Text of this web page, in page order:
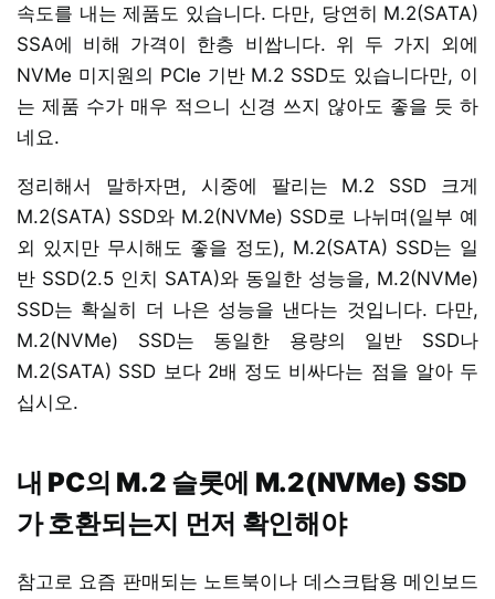
속도를 내는 제품도 있습니다. 다만, 당연히 M.2(SATA)
SSA에 비해 가격이 한층 비쌉니다. 위 두 가지 외에
NVMe 미지원의 PCIe 기반 M.2 SSD도 있습니다만, 이
는 제품 수가 매우 적으니 신경 쓰지 않아도 좋을 듯 하
네요.
정리해서 말하자면, 시중에 팔리는 M.2 SSD 크게
M.2(SATA) SSD와 M.2(NVMe) SSD로 나뉘며(일부 예
외 있지만 무시해도 좋을 정도), M.2(SATA) SSD는 일
반 SSD(2.5 인치 SATA)와 동일한 성능을, M.2(NVMe)
SSD는 확실히 더 나은 성능을 낸다는 것입니다. 다만,
M.2(NVMe) SSD는 동일한 용량의 일반 SSD나
M.2(SATA) SSD 보다 2배 정도 비싸다는 점을 알아 두
십시오.
내 PC의 M.2 슬롯에 M.2(NVMe) SSD
가 호환되는지 먼저 확인해야
참고로 요즘 판매되는 노트북이나 데스크탑용 메인보드